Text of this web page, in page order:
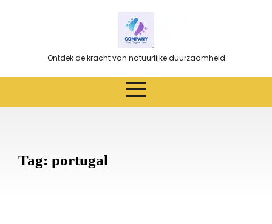
Ontdek de kracht van natuurlijke duurzaamheid
Tag: portugal